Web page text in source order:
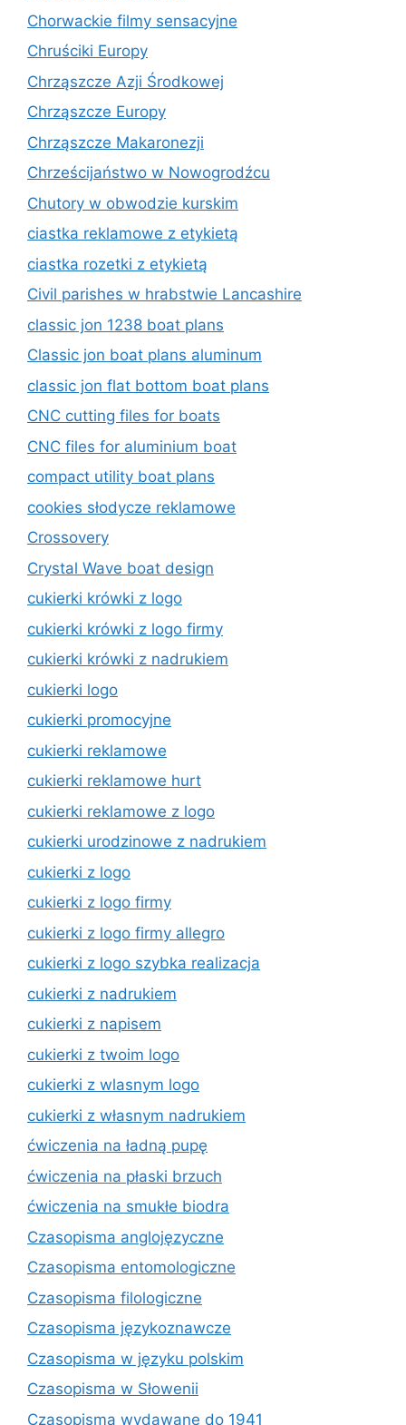
Chorwackie filmy sensacyjne
Chruściki Europy
Chrząszcze Azji Środkowej
Chrząszcze Europy
Chrząszcze Makaronezji
Chrześcijaństwo w Nowogrodźcu
Chutory w obwodzie kurskim
ciastka reklamowe z etykietą
ciastka rozetki z etykietą
Civil parishes w hrabstwie Lancashire
classic jon 1238 boat plans
Classic jon boat plans aluminum
classic jon flat bottom boat plans
CNC cutting files for boats
CNC files for aluminium boat
compact utility boat plans
cookies słodycze reklamowe
Crossovery
Crystal Wave boat design
cukierki krówki z logo
cukierki krówki z logo firmy
cukierki krówki z nadrukiem
cukierki logo
cukierki promocyjne
cukierki reklamowe
cukierki reklamowe hurt
cukierki reklamowe z logo
cukierki urodzinowe z nadrukiem
cukierki z logo
cukierki z logo firmy
cukierki z logo firmy allegro
cukierki z logo szybka realizacja
cukierki z nadrukiem
cukierki z napisem
cukierki z twoim logo
cukierki z wlasnym logo
cukierki z własnym nadrukiem
ćwiczenia na ładną pupę
ćwiczenia na płaski brzuch
ćwiczenia na smukłe biodra
Czasopisma anglojęzyczne
Czasopisma entomologiczne
Czasopisma filologiczne
Czasopisma językoznawcze
Czasopisma w języku polskim
Czasopisma w Słowenii
Czasopisma wydawane do 1941